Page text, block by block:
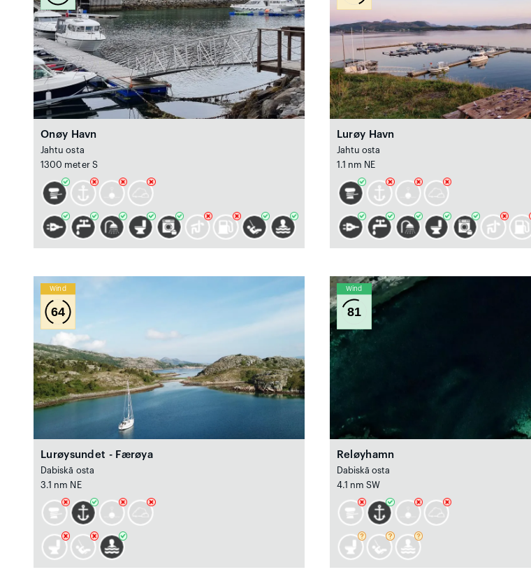
Onøy Havn
Jahtu osta
1300 meter S
Lurøy Havn
Jahtu osta
1.1 nm NE
Wind
64
Lurøysundet - Færøya
Dabiskā osta
3.1 nm NE
Wind
81
Reløyhamn
Dabiskā osta
4.1 nm SW